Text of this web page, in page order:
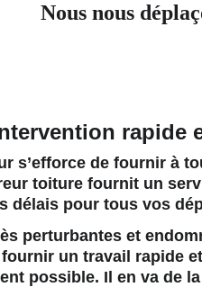
Nous nous
rapide
s’efforce de fournir à
toiture fournit un
délais pour tous vos
perturbantes et
un travail rapide
possible. Il en va de